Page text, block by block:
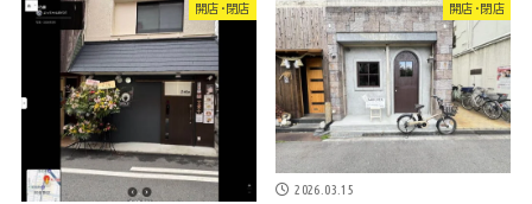
開店・閉店 開店・閉店
2026.03.15